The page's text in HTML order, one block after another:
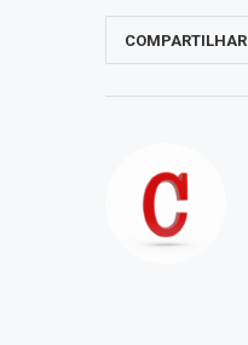
COMPARTILHAR